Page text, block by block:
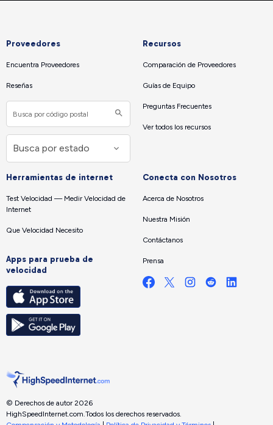
Proveedores
Encuentra Proveedores
Reseñas
Recursos
Comparación de Proveedores
Guías de Equipo
Preguntas Frecuentes
Ver todos los recursos
Herramientas de internet
Test Velocidad — Medir Velocidad de
Internet
Que Velocidad Necesito
Apps para prueba de
velocidad
Conecta con Nosotros
Acerca de Nosotros
Nuestra Misión
Contáctanos
Prensa
© Derechos de autor 2026
HighSpeedInternet.com. Todos los derechos reservados.